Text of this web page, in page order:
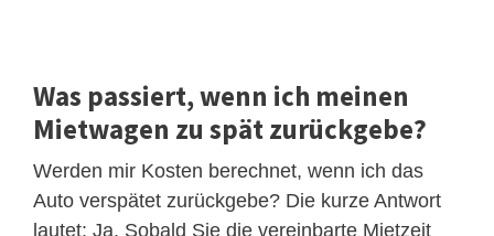
Was passiert, wenn ich meinen
Mietwagen zu spät zurückgebe?
Werden mir Kosten berechnet, wenn ich das
Auto verspätet zurückgebe? Die kurze Antwort
lautet: Ja. Sobald Sie die vereinbarte Mietzeit